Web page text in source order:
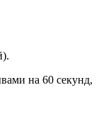
на 60 секунд,